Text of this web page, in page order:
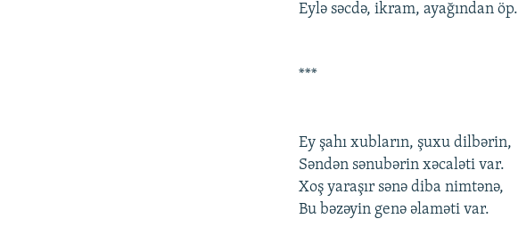
Еylə səcdə, ikram, ayağından öp.
***
Еy şahı xubların, şuxu dilbərin,
Səndən sənubərin xəcaləti var.
Xоş yaraşır sənə diba nimtənə,
Bu bəzəyin gеnə əlaməti var.